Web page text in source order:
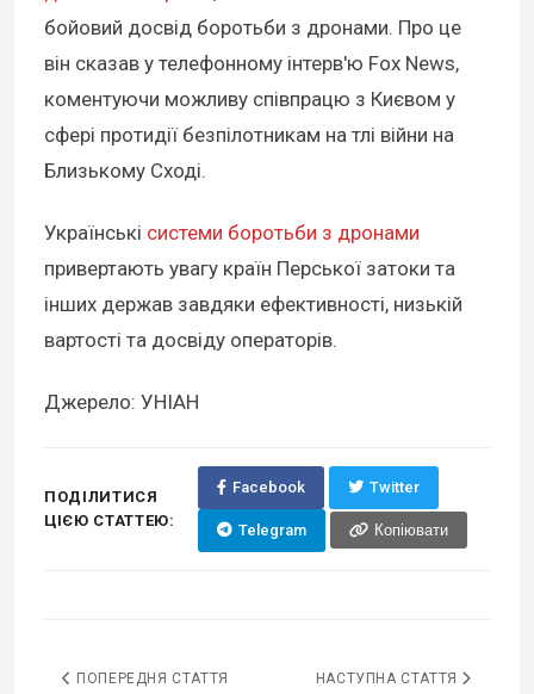
бойовий досвід боротьби з дронами. Про це
він сказав у телефонному інтерв'ю Fox News,
коментуючи можливу співпрацю з Києвом у
сфері протидії безпілотникам на тлі війни на
Близькому Сході.
Українські системи боротьби з дронами
привертають увагу країн Перської затоки та
інших держав завдяки ефективності, низькій
вартості та досвіду операторів.
Джерело: УНІАН
ПОДІЛИТИСЯ
ЦІЄЮ СТАТТЕЮ:
Facebook Twitter
Telegram Копіювати
ПОПЕРЕДНЯ СТАТТЯ НАСТУПНА СТАТТЯ